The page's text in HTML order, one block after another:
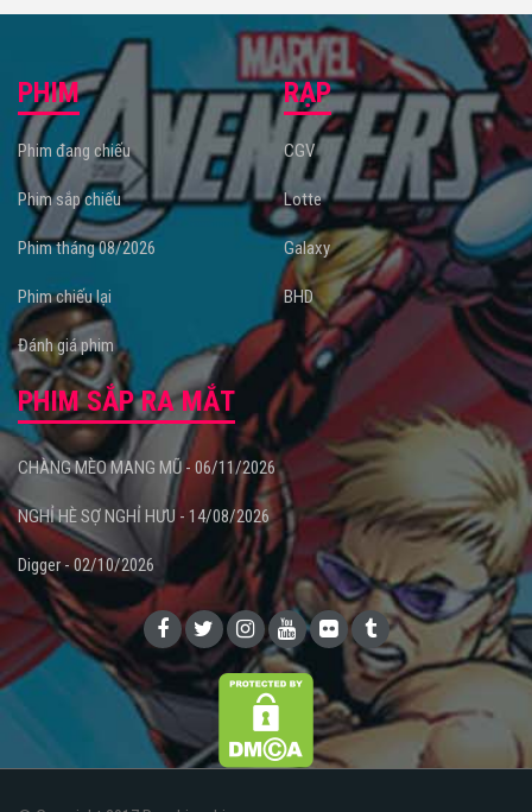
PHIM
Phim đang chiếu
Phim sắp chiếu
Phim tháng 08/2026
Phim chiếu lại
Đánh giá phim
RẠP
CGV
Lotte
Galaxy
BHD
PHIM SẮP RA MẮT
CHÀNG MÈO MANG MŨ - 06/11/2026
NGHỈ HÈ SỢ NGHỈ HƯU - 14/08/2026
Digger - 02/10/2026